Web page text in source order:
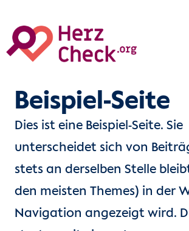
Zum
Inhalt
Beispiel-Seite
Dies ist eine Beispiel-Seite. Sie
unterscheidet sich von
stets an derselben Stelle
den meisten Themes) in der
Navigation angezeigt wird.